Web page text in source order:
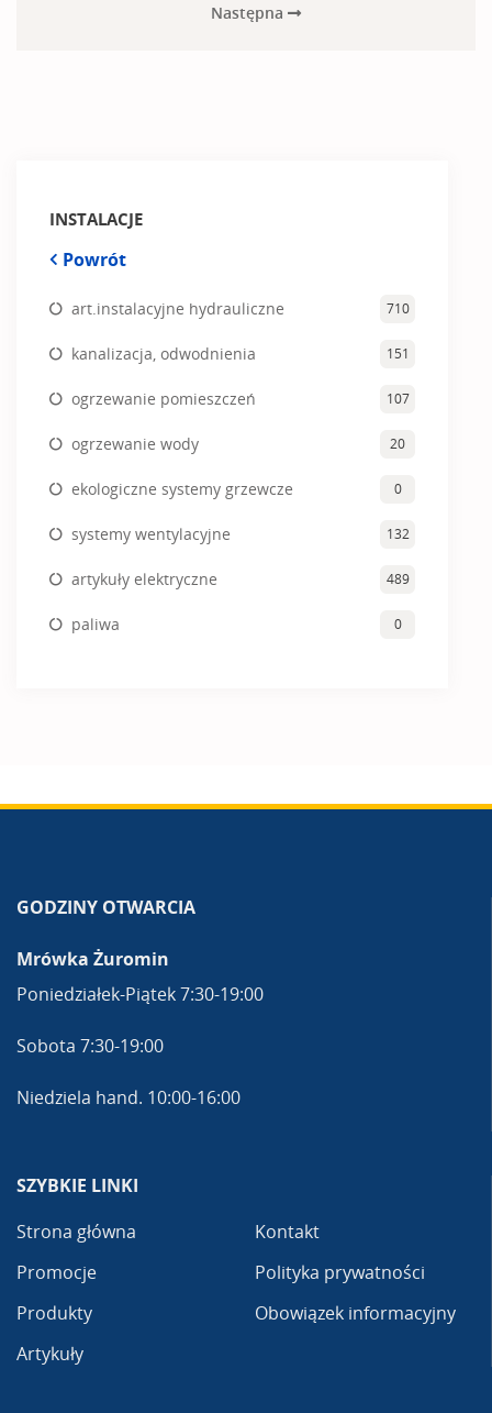
INSTALACJE
Powrót
art.instalacyjne hydrauliczne 710
kanalizacja, odwodnienia 151
ogrzewanie pomieszczeń 107
ogrzewanie wody 20
ekologiczne systemy grzewcze 0
systemy wentylacyjne 132
artykuły elektryczne 489
paliwa 0
Następna
GODZINY OTWARCIA
Mrówka Żuromin
Poniedziałek-Piątek 7:30-19:00
Sobota 7:30-19:00
Niedziela hand. 10:00-16:00
SZYBKIE LINKI
Strona główna
Promocje
Produkty
Artykuły
Kontakt
Polityka prywatności
Obowiązek informacyjny